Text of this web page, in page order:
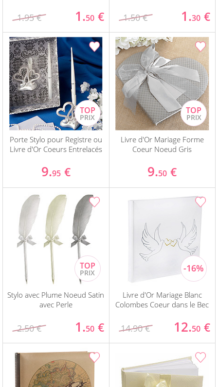
1.95 € 1.50 € 1.50 € 1.30 €
Porte Stylo pour Registre ou
Livre d'Or Coeurs Entrelacés
9.95 €
Livre d'Or Mariage Forme
Coeur Noeud Gris
9.50 €
Stylo avec Plume Noeud Satin
avec Perle
2.50 € 1.50 €
Livre d'Or Mariage Blanc
Colombes Coeur dans le Bec
14.90 € 12.50 €